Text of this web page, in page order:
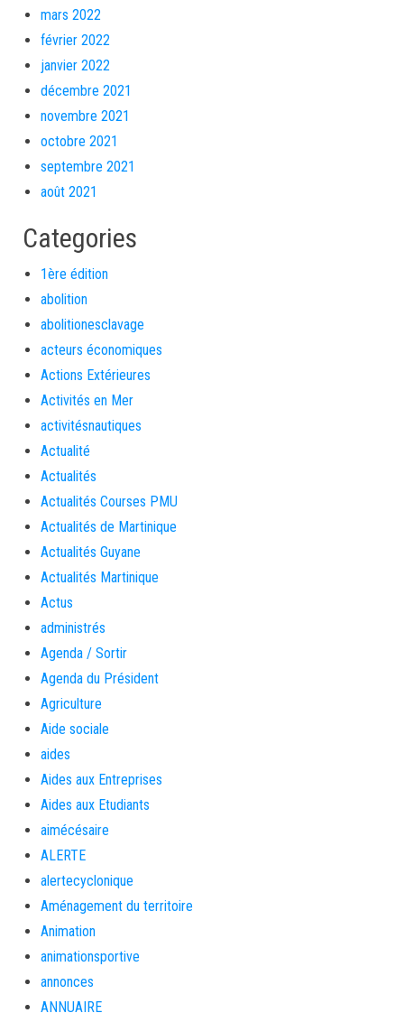
mars 2022
février 2022
janvier 2022
décembre 2021
novembre 2021
octobre 2021
septembre 2021
août 2021
Categories
1ère édition
abolition
abolitionesclavage
acteurs économiques
Actions Extérieures
Activités en Mer
activitésnautiques
Actualité
Actualités
Actualités Courses PMU
Actualités de Martinique
Actualités Guyane
Actualités Martinique
Actus
administrés
Agenda / Sortir
Agenda du Président
Agriculture
Aide sociale
aides
Aides aux Entreprises
Aides aux Etudiants
aimécésaire
ALERTE
alertecyclonique
Aménagement du territoire
Animation
animationsportive
annonces
ANNUAIRE